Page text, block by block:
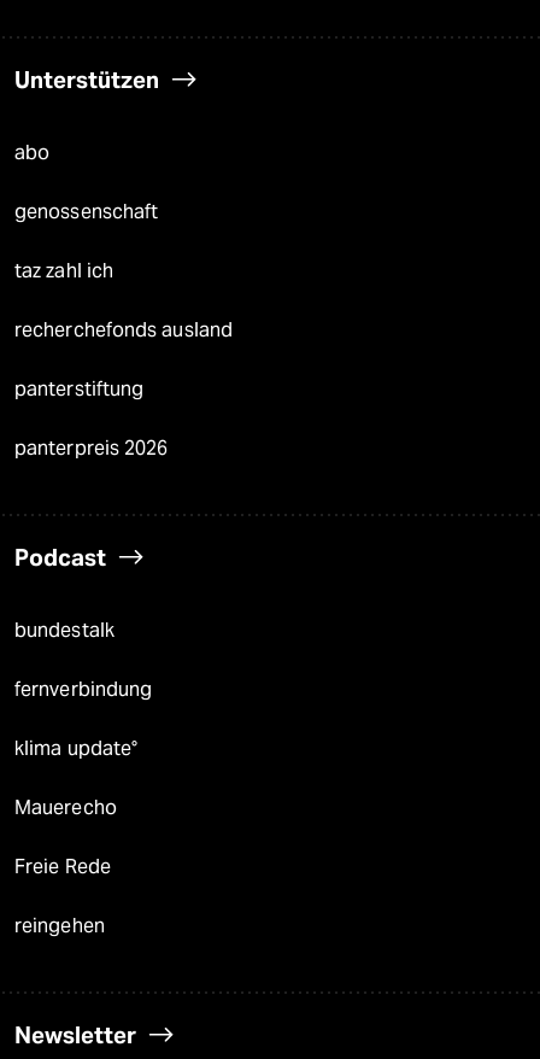
Unterstützen
abo
genossenschaft
taz zahl ich
recherchefonds ausland
panterstiftung
panterpreis 2026
Podcast
bundestalk
fernverbindung
klima update°
Mauerecho
Freie Rede
reingehen
Newsletter